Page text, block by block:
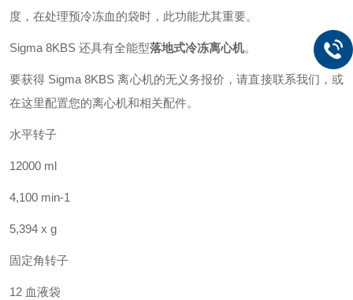
度，在处理预冷冻血的袋时，此功能尤其重要。
Sigma 8KBS 还具有全能型落地式冷冻离心机。
要获得 Sigma 8KBS 离心机的无义务报价，请直接联系我们，或
在这里配置您的离心机和相关配件。
水平转子
12000 ml
4,100 min-1
5,394 x g
固定角转子
12 血液袋